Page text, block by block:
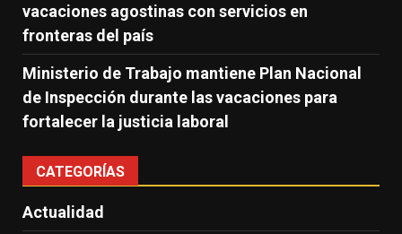
vacaciones agostinas con servicios en
fronteras del país
Ministerio de Trabajo mantiene Plan Nacional
de Inspección durante las vacaciones para
fortalecer la justicia laboral
CATEGORÍAS
Actualidad